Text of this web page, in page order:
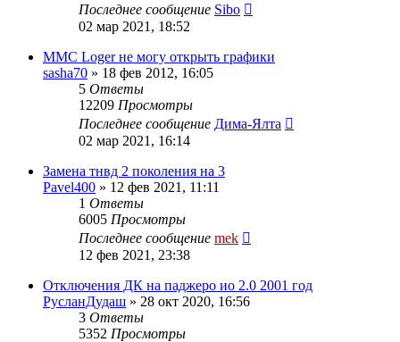
Последнее сообщение Sibo
02 мар 2021, 18:52
MMC Loger не могу открыть графики
sasha70 » 18 фев 2012, 16:05
5 Ответы
12209 Просмотры
Последнее сообщение Дима-Ялта
02 мар 2021, 16:14
Замена тнвд 2 поколения на 3
Pavel400 » 12 фев 2021, 11:11
1 Ответы
6005 Просмотры
Последнее сообщение mek
12 фев 2021, 23:38
Отключения ДК на паджеро ио 2.0 2001 год
РусланДудаш » 28 окт 2020, 16:56
3 Ответы
5352 Просмотры